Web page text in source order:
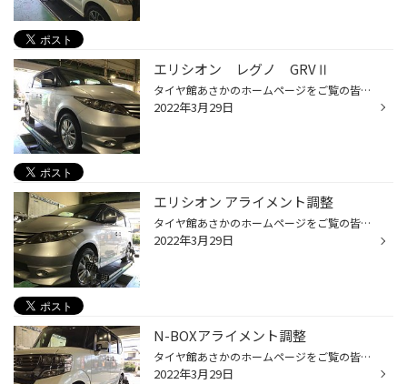
エリシオン レグノ GRVⅡ
タイヤ館あさかのホームページをご覧の皆様 こんにちは！ いつもご覧いただきありがとうございます！！ 本日は ★HONDA ★エリシオン のタイヤ交換のご紹介です。 ★車写真 タイヤは広い車内空間での高い静粛性の【レグノＧＲＶⅡ】をお選びいただきました。 タイヤ：ブリヂストン・ＲＥＧＮＯ （ﾚｸﾞﾉＧ...
2022年3月29日
エリシオン アライメント調整
タイヤ館あさかのホームページをご覧の皆様 こんにちは！ いつもご覧いただきありがとうございます！！ ★ホンダ ★エリシオン ★車写真 ※作業時間：60分～90分 ※作業内容、車種により時間は変わります。 安全・安心のためにアライメント測定＆調整もさせていただきました。 『アライメントとは？』 ↓ ...
2022年3月29日
N-BOXアライメント調整
タイヤ館あさかのホームページをご覧の皆様 こんにちは！ いつもご覧いただきありがとうございます！！ ★ホンダ ★N-BOX ★Jf1 ★車写真 ※作業時間：60分～90分 ※作業内容、車種により時間は変わります。 安全・安心のためにアライメント測定＆調整もさせていただきました。 『アライメントとは？』 ↓ ...
2022年3月29日